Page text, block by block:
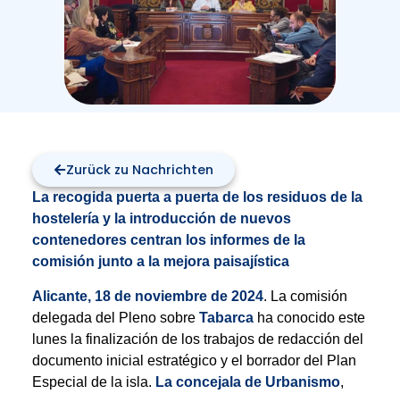
Zurück zu Nachrichten
La recogida puerta a puerta de los residuos de la
hostelería y la introducción de nuevos
contenedores centran los informes de la
comisión junto a la mejora paisajística
Alicante, 18 de noviembre de 2024. La comisión
delegada del Pleno sobre Tabarca ha conocido este
lunes la finalización de los trabajos de redacción del
documento inicial estratégico y el borrador del Plan
Especial de la isla. La concejala de Urbanismo,